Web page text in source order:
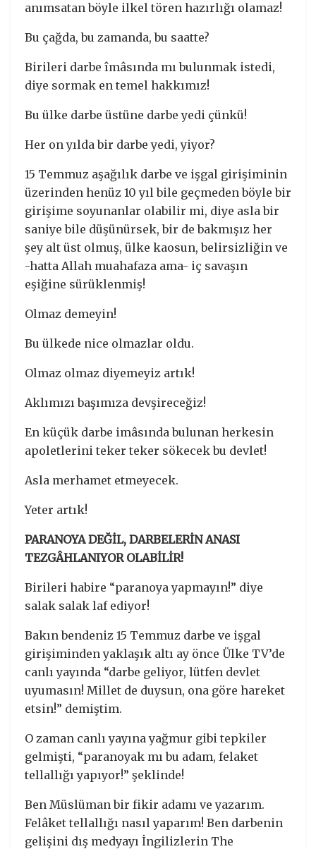
anımsatan böyle ilkel tören hazırlığı olamaz!
Bu çağda, bu zamanda, bu saatte?
Birileri darbe îmâsında mı bulunmak istedi,
diye sormak en temel hakkımız!
Bu ülke darbe üstüne darbe yedi çünkü!
Her on yılda bir darbe yedi, yiyor?
15 Temmuz aşağılık darbe ve işgal girişiminin
üzerinden henüz 10 yıl bile geçmeden böyle bir
girişime soyunanlar olabilir mi, diye asla bir
saniye bile düşünürsek, bir de bakmışız her
şey alt üst olmuş, ülke kaosun, belirsizliğin ve
-hatta Allah muahafaza ama- iç savaşın
eşiğine sürüklenmiş!
Olmaz demeyin!
Bu ülkede nice olmazlar oldu.
Olmaz olmaz diyemeyiz artık!
Aklımızı başımıza devşireceğiz!
En küçük darbe imâsında bulunan herkesin
apoletlerini teker teker sökecek bu devlet!
Asla merhamet etmeyecek.
Yeter artık!
PARANOYA DEĞİL, DARBELERİN ANASI
TEZGÂHLANIYOR OLABİLİR!
Birileri habire “paranoya yapmayın!” diye
salak salak laf ediyor!
Bakın bendeniz 15 Temmuz darbe ve işgal
girişiminden yaklaşık altı ay önce Ülke TV’de
canlı yayında “darbe geliyor, lütfen devlet
uyumasın! Millet de duysun, ona göre hareket
etsin!” demiştim.
O zaman canlı yayına yağmur gibi tepkiler
gelmişti, “paranoyak mı bu adam, felaket
tellallığı yapıyor!” şeklinde!
Ben Müslüman bir fikir adamı ve yazarım.
Felâket tellallığı nasıl yaparım! Ben darbenin
gelişini dış medyayı İngilizlerin The